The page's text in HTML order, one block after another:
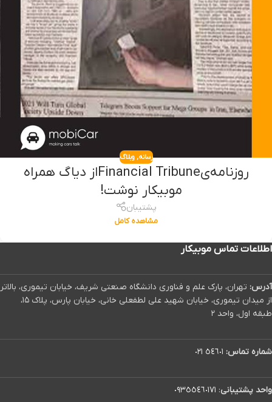
رسانه,وبلاگ
روزنامه‌یFinancial Tribuneاز دیاگ همراه
موبیکار نوشت!⠀
پشتیبان
مشاهده کامل
اطلاعات تماس موبیکار
آدرس: تهران، پارک علم و فناوری دانشگاه صنعتی شریف، خیابان تیموری، بالاتر
از میدان تیموری، خیابان شهید علی لطفعلی خانی، خیابان پارس، پلاک ۱۵،
طبقه اول، واحد ۲
شماره تماس: ٥٤٦٠١ ٠٢١
واحد پشتیبانی: ٠٩٣٥٥٤٦٠١٧١